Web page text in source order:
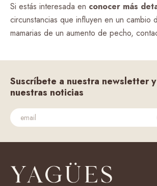
Si estás interesada en conocer más
circunstancias que influyen en un cambio
mamarias de un aumento de pecho,
Suscríbete a nuestra newsletter
nuestras noticias